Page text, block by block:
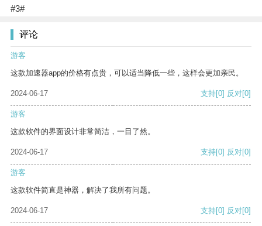
#3#
评论
游客
这款加速器app的价格有点贵，可以适当降低一些，这样会更加亲民。
2024-06-17 支持[0] 反对[0]
游客
这款软件的界面设计非常简洁，一目了然。
2024-06-17 支持[0] 反对[0]
游客
这款软件简直是神器，解决了我所有问题。
2024-06-17 支持[0] 反对[0]